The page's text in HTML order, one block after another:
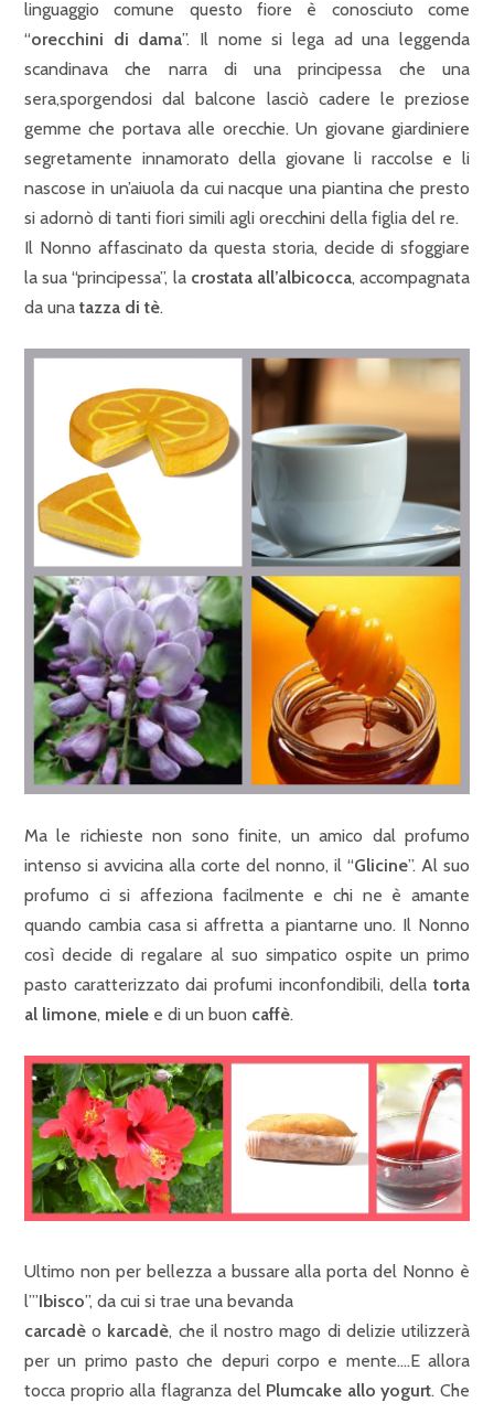
linguaggio comune questo fiore è conosciuto come
“orecchini di dama”. Il nome si lega ad una leggenda
scandinava che narra di una principessa che una
sera,sporgendosi dal balcone lasciò cadere le preziose
gemme che portava alle orecchie. Un giovane giardiniere
segretamente innamorato della giovane li raccolse e li
nascose in un’aiuola da cui nacque una piantina che presto
si adornò di tanti fiori simili agli orecchini della figlia del re.
Il Nonno affascinato da questa storia, decide di sfoggiare
la sua “principessa”, la crostata all’albicocca, accompagnata
da una tazza di tè.
Ma le richieste non sono finite, un amico dal profumo
intenso si avvicina alla corte del nonno, il “Glicine”. Al suo
profumo ci si affeziona facilmente e chi ne è amante
quando cambia casa si affretta a piantarne uno. Il Nonno
così decide di regalare al suo simpatico ospite un primo
pasto caratterizzato dai profumi inconfondibili, della torta
al limone, miele e di un buon caffè.
Ultimo non per bellezza a bussare alla porta del Nonno è
l’”Ibisco”, da cui si trae una bevanda
carcadè o karcadè, che il nostro mago di delizie utilizzerà
per un primo pasto che depuri corpo e mente….E allora
tocca proprio alla flagranza del Plumcake allo yogurt. Che